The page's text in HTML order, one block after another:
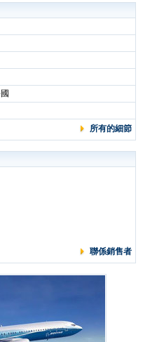
所有的細節
聯係銷售者